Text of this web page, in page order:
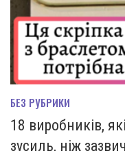
БЕЗ РУБРИКИ
18 виробників,
зусиль, ніж